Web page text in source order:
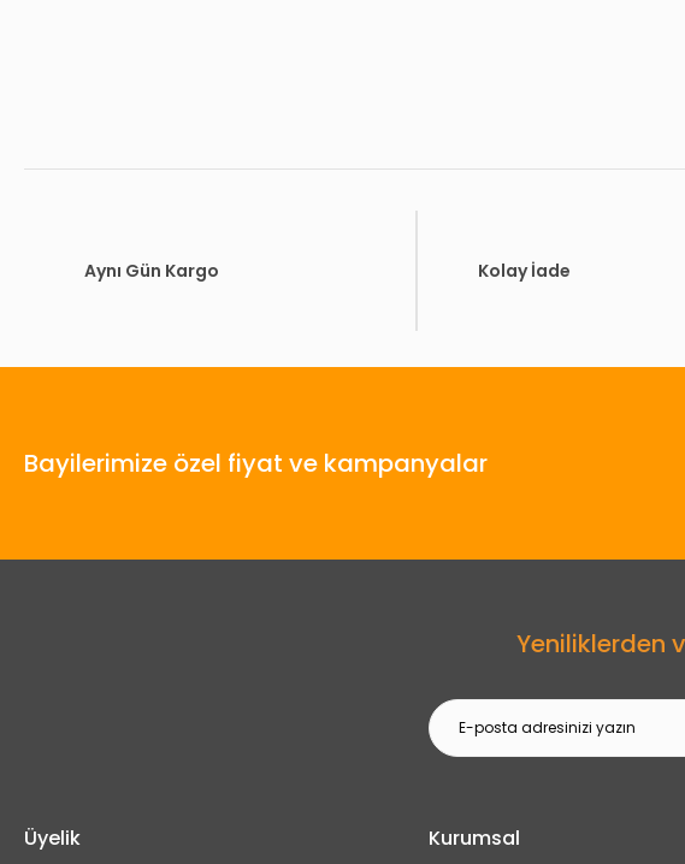
Aynı Gün Kargo Kolay İade
Bayilerimize özel fiyat ve kampanyalar
Yeniliklerden
Üyelik Kurumsal